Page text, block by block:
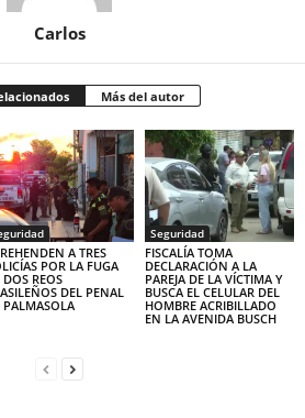
Carlos
Más del autor
A TRES
POR LA FUGA
DOS REOS
DEL PENAL
PALMASOLA
Seguridad
FISCALÍA TOMA
DECLARACIÓN A LA
PAREJA DE LA VÍCTIMA Y
BUSCA EL CELULAR DEL
HOMBRE ACRIBILLADO
EN LA AVENIDA BUSCH